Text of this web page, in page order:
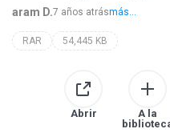
aram D.7 años atrásmás...
RAR 54,445 KB
Abrir
A la